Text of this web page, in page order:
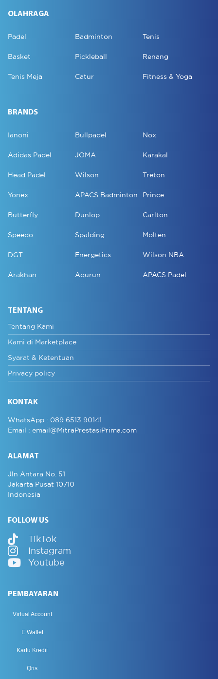
OLAHRAGA
Padel Badminton Tenis
Basket Pickleball Renang
Tenis Meja Catur Fitness & Yoga
BRANDS
Ianoni Bullpadel Nox
Adidas Padel JOMA Karakal
Head Padel Wilson Treton
Yonex APACS Badminton Prince
Butterfly Dunlop Carlton
Speedo Spalding Molten
DGT Energetics Wilson NBA
Arakhan Aqurun APACS Padel
TENTANG
Tentang Kami
Kami di Marketplace
Syarat & Ketentuan
Privacy policy
KONTAK
WhatsApp : 089 6513 90141
Email : email@MitraPrestasiPrima.com
ALAMAT
Jln Antara No. 51
Jakarta Pusat 10710
Indonesia
FOLLOW US
TikTok
Instagram
Youtube
PEMBAYARAN
Virtual Account
E Wallet
Kartu Kredit
Qris